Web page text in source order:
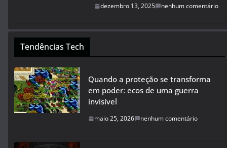
dezembro 13, 2025 nenhum comentário
Tendências Tech
Quando a proteção se transforma
em poder: ecos de uma guerra
invisível
maio 25, 2026 nenhum comentário